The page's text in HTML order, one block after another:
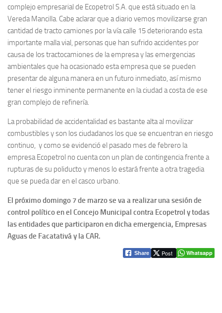
complejo empresarial de Ecopetrol S.A. que está situado en la
Vereda Mancilla. Cabe aclarar que a diario vemos movilizarse gran
cantidad de tracto camiones por la vía calle 15 deteriorando esta
importante malla vial, personas que han sufrido accidentes por
causa de los tractocamiones de la empresa y las emergencias
ambientales que ha ocasionado esta empresa que se pueden
presentar de alguna manera en un futuro inmediato, así mismo
tener el riesgo inminente permanente en la ciudad a costa de ese
gran complejo de refinería.
La probabilidad de accidentalidad es bastante alta al movilizar
combustibles y son los ciudadanos los que se encuentran en riesgo
continuo, y como se evidenció el pasado mes de febrero la
empresa Ecopetrol no cuenta con un plan de contingencia frente a
rupturas de su poliducto y menos lo estará frente a otra tragedia
que se pueda dar en el casco urbano.
El próximo domingo 7 de marzo se va a realizar una sesión de
control político en el Concejo Municipal contra Ecopetrol y todas
las entidades que participaron en dicha emergencia, Empresas
Aguas de Facatativá y la CAR.
Share Post Whatsapp